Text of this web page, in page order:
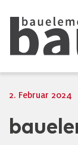
2. Februar 2024